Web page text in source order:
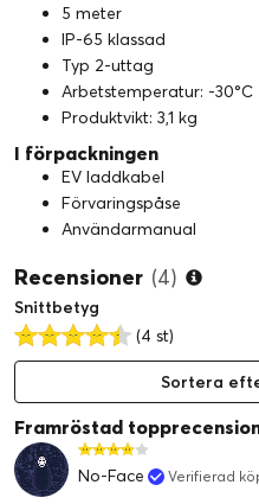
5 meter
IP-65 klassad
Typ 2-uttag
Arbetstemperatur: -30°C
Produktvikt: 3,1 kg
I förpackningen
EV laddkabel
Förvaringspåse
Användarmanual
Recensioner (4)
Snittbetyg
(4 st)
Sortera
Framröstad
No-Face Verifierad